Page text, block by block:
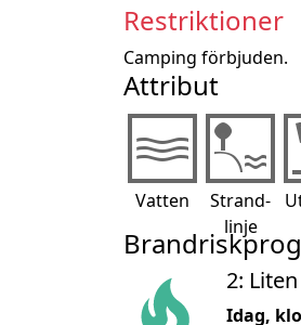
Restriktioner
Camping förbjuden.
Attribut
Vatten
Strand-
linje
2:
Idag,